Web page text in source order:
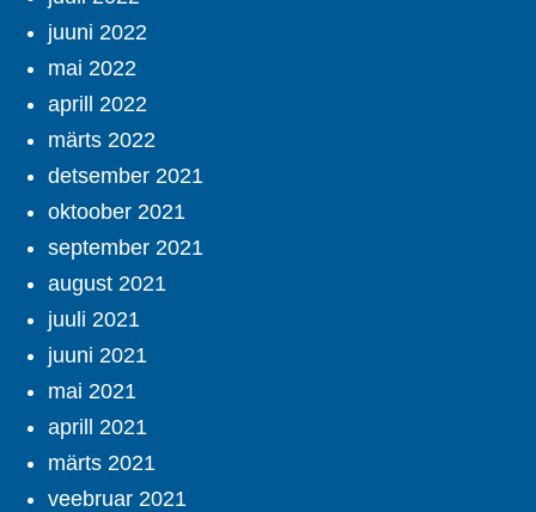
juuni 2022
mai 2022
aprill 2022
märts 2022
detsember 2021
oktoober 2021
september 2021
august 2021
juuli 2021
juuni 2021
mai 2021
aprill 2021
märts 2021
veebruar 2021